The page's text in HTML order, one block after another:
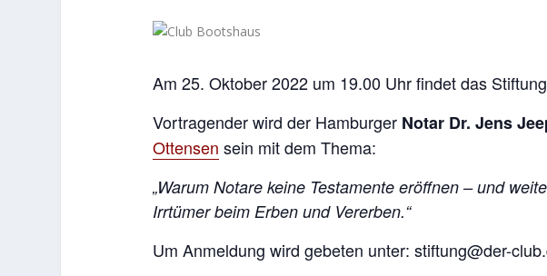
Am 25. Oktober 2022 um 19.00 Uhr findet das
Vortragender wird der Hamburger Notar Dr. Jens
Ottensen sein mit dem Thema:
„Warum Notare keine Testamente eröffnen – und
Irrtümer beim Erben und Vererben.“
Um Anmeldung wird gebeten unter: stiftung@der-